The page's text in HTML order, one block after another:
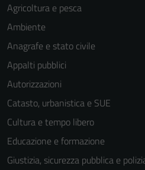
Agricoltura e pesca
Ambiente
Anagrafe e stato civile
Appalti pubblici
Autorizzazioni
Catasto, urbanistica e SUE
Cultura e tempo libero
Educazione e formazione
Giustizia, sicurezza pubblica e